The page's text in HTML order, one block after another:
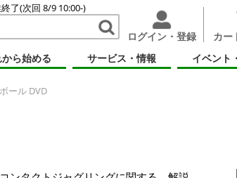
了(次回 8/9 10:00-)
ログイン・登録 カー
ら始める サービス・情報 イベント
ボール DVD